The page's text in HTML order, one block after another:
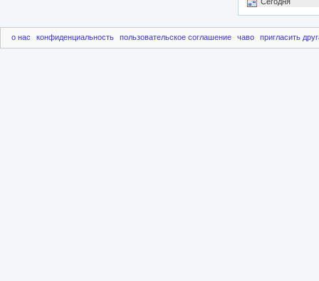
о нас конфиденциальность пользовательское соглашение чаво пригласить